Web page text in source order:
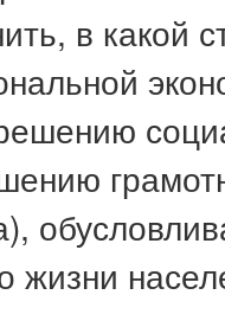
в какой
жизни